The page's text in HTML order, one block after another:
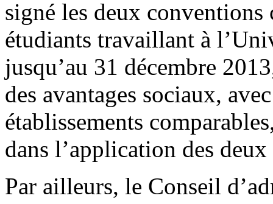
signé les deux
étudiants travaillant à
jusqu’au 31 décembre
des avantages sociaux,
établissements
dans l’application des
Par ailleurs, le Conseil